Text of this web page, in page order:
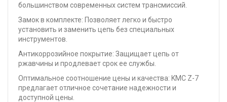
большинством современных систем трансмиссий.
Замок в комплекте: Позволяет легко и быстро
установить и заменить цепь без специальных
инструментов.
Антикоррозийное покрытие: Защищает цепь от
ржавчины и продлевает срок ее службы.
Оптимальное соотношение цены и качества: KMC Z-7
предлагает отличное сочетание надежности и
доступной цены.